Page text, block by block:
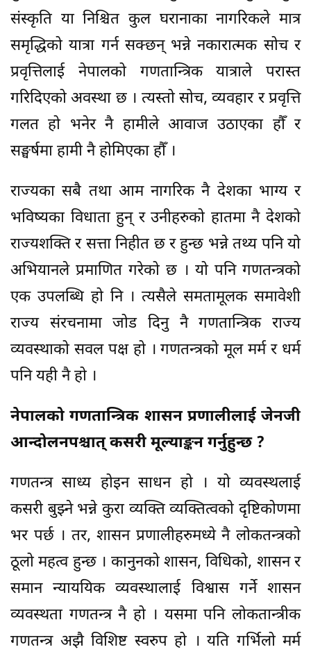
संस्कृति या निश्चित कुल घरानाका नागरिकले मात्र
समृद्धिको यात्रा गर्न सक्छन् भन्ने नकारात्मक सोच र
प्रवृत्तिलाई नेपालको गणतान्त्रिक यात्राले परास्त
गरिदिएको अवस्था छ । त्यस्तो सोच, व्यवहार र प्रवृत्ति
गलत हो भनेर नै हामीले आवाज उठाएका हौँ र
सङ्घर्षमा हामी नै होमिएका हौँ ।
राज्यका सबै तथा आम नागरिक नै देशका भाग्य र
भविष्यका विधाता हुन् र उनीहरुको हातमा नै देशको
राज्यशक्ति र सत्ता निहीत छ र हुन्छ भन्ने तथ्य पनि यो
अभियानले प्रमाणित गरेको छ । यो पनि गणतन्त्रको
एक उपलब्धि हो नि । त्यसैले समतामूलक समावेशी
राज्य संरचनामा जोड दिनु नै गणतान्त्रिक राज्य
व्यवस्थाको सवल पक्ष हो । गणतन्त्रको मूल मर्म र धर्म
पनि यही नै हो ।
नेपालको गणतान्त्रिक शासन प्रणालीलाई जेनजी
आन्दोलनपश्चात् कसरी मूल्याङ्कन गर्नुहुन्छ ?
गणतन्त्र साध्य होइन साधन हो । यो व्यवस्थलाई
कसरी बुझ्ने भन्ने कुरा व्यक्ति व्यक्तित्वको दृष्टिकोणमा
भर पर्छ । तर, शासन प्रणालीहरुमध्ये नै लोकतन्त्रको
ठूलो महत्व हुन्छ । कानुनको शासन, विधिको, शासन र
समान न्याययिक व्यवस्थालाई विश्वास गर्ने शासन
व्यवस्थता गणतन्त्र नै हो । यसमा पनि लोकतान्त्रीक
गणतन्त्र अझै विशिष्ट स्वरुप हो । यति गर्भिलो मर्म